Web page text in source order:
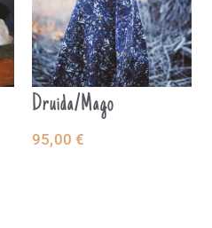
Druida/Mago
95,00€